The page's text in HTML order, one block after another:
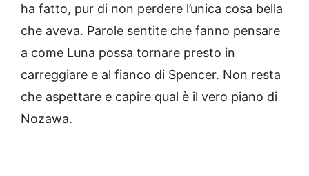
ha fatto, pur di non perdere l’unica cosa bella
che aveva. Parole sentite che fanno pensare
a come Luna possa tornare presto in
carreggiare e al fianco di Spencer. Non resta
che aspettare e capire qual è il vero piano di
Nozawa.